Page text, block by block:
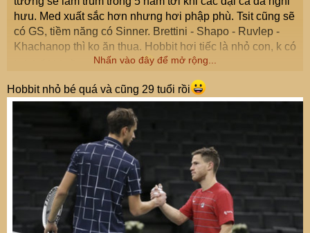
hưu. Med xuất sắc hơn nhưng hơi phập phù. Tsit cũng sẽ
có GS, tiềm năng có Sinner. Brettini - Shapo - Ruvlep -
Khachanop thì ko ăn thua. Hobbit hơi tiếc là nhỏ con, k có
lợi thế khi cầm giao bóngNhấn vào đây để mở rộng...
Hobbit nhỏ bé quá và cũng 29 tuổi rồi